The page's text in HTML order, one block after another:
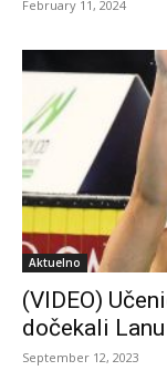
February 11, 2024
Aktuelno
(VIDEO)
dočekali
September 12, 2023